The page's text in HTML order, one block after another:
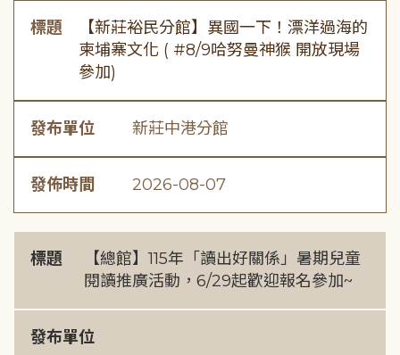
標題
【新莊裕民分館】異國一下！漂洋過海的
柬埔寨文化 ( #8/9哈努曼神猴 開放現場
參加)
發布單位 新莊中港分館
發佈時間 2026-08-07
標題
【總館】115年「讀出好關係」暑期兒童
閱讀推廣活動，6/29起歡迎報名參加~
發布單位